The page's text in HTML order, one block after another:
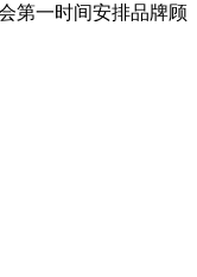
第一时间安排品牌顾